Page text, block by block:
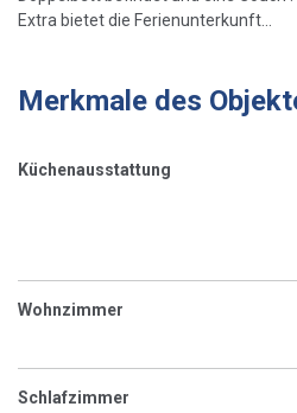
Extra bietet die Ferienunterkunft...
Merkmale des
Küchenausstattung
Wohnzimmer
Schlafzimmer